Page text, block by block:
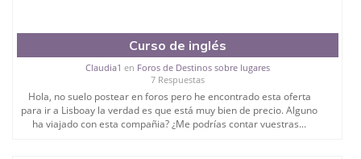
Curso de inglés
Claudia1 en Foros de Destinos sobre lugares
7 Respuestas
Hola, no suelo postear en foros pero he encontrado esta oferta
para ir a Lisboay la verdad es que está muy bien de precio. Alguno
ha viajado con esta compañia? ¿Me podrías contar vuestras...